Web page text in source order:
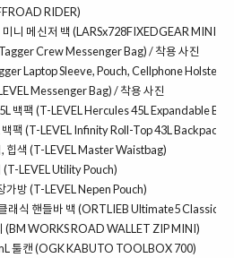
RIDER)
니 메신저 백 (LARSx728FIXEDGEAR MINI
Crew Messenger Bag)/착용 사진
Laptop Sleeve, Pouch, Cellphone Holster,
Messenger Bag)/착용 사진
백팩 (T-LEVEL Hercules 45L Expandable
팩 (T-LEVEL Infinity Roll-Top 43L Backpack)
힙색 (T-LEVEL Master Waistbag)
(T-LEVEL Utility Pouch)
가방 (T-LEVEL Nepen Pouch)
래식 핸들바 백 (ORTLIEB Ultimate5 Classic)
(BM WORKS ROAD WALLET ZIP MINI)
툴캔 (OGK KABUTO TOOLBOX 700)